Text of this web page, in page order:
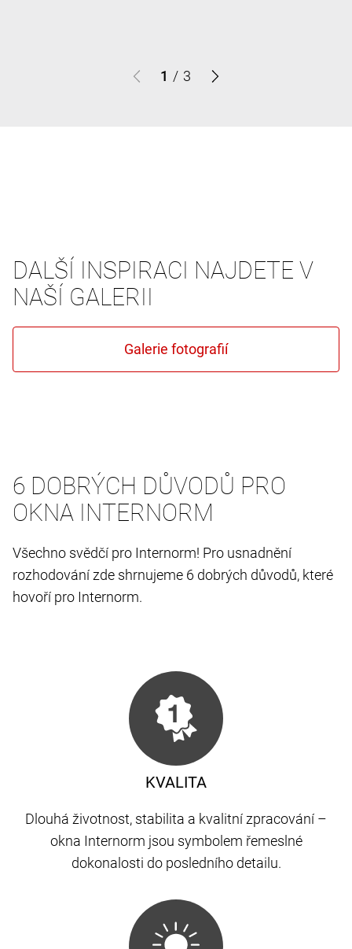
1 / 3
DALŠÍ INSPIRACI NAJDETE V
NAŠÍ GALERII
6 DOBRÝCH DŮVODŮ PRO
OKNA INTERNORM
Všechno svědčí pro Internorm! Pro usnadnění
rozhodování zde shrnujeme 6 dobrých důvodů, které
hovoří pro Internorm.
KVALITA
Dlouhá životnost, stabilita a kvalitní zpracování –
okna Internorm jsou symbolem řemeslné
dokonalosti do posledního detailu.